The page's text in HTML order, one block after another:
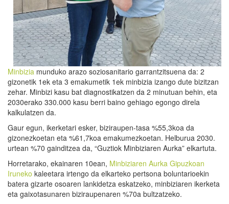
Minbizia munduko arazo soziosanitario garrantzitsuena da: 2
gizonetik 1ek eta 3 emakumetik 1ek minbizia izango dute bizitzan
zehar. Minbizi kasu bat diagnostikatzen da 2 minutuan behin, eta
2030erako 330.000 kasu berri baino gehiago egongo direla
kalkulatzen da.
Gaur egun, ikerketari esker, biziraupen-tasa %55,3koa da
gizonezkoetan eta %61,7koa emakumezkoetan. Helburua 2030.
urtean %70 gainditzea da, “Guztiok Minbiziaren Aurka” elkartuta.
Horretarako, ekainaren 10ean, Minbiziaren Aurka Gipuzkoan
Iruneko kaleetara irtengo da elkarteko pertsona boluntarioekin
batera gizarte osoaren lankidetza eskatzeko, minbiziaren ikerketa
eta gaixotasunaren biziraupenaren %70a bultzatzeko.